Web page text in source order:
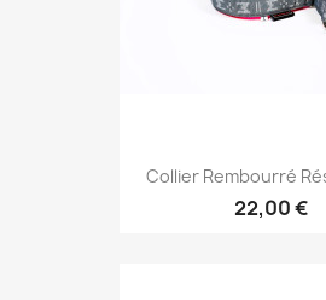
Collier Rembourré
22,00 €